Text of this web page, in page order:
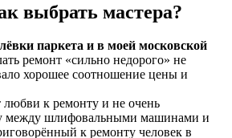
выбрать мастера?
паркета и в моей московской
ремонт «сильно недорого» не
хорошее соотношение цены и
любви к ремонту и не очень
между шлифовальными машинами и
к ремонту человек в